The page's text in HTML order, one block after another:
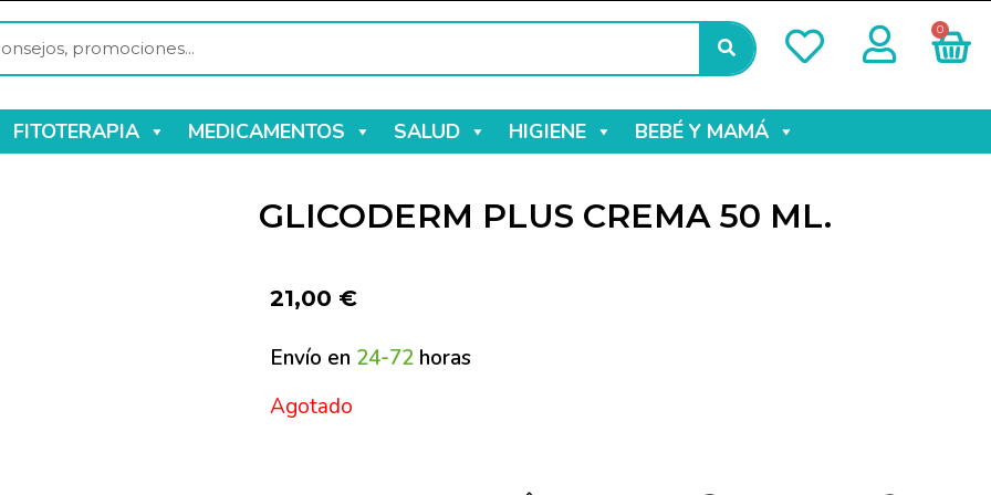
0
FITOTERAPIA MEDICAMENTOS SALUD HIGIENE BEBÉ Y MAMÁ
GLICODERM PLUS CREMA 50 ML.
21,00 €
Envío en 24-72 horas
Agotado